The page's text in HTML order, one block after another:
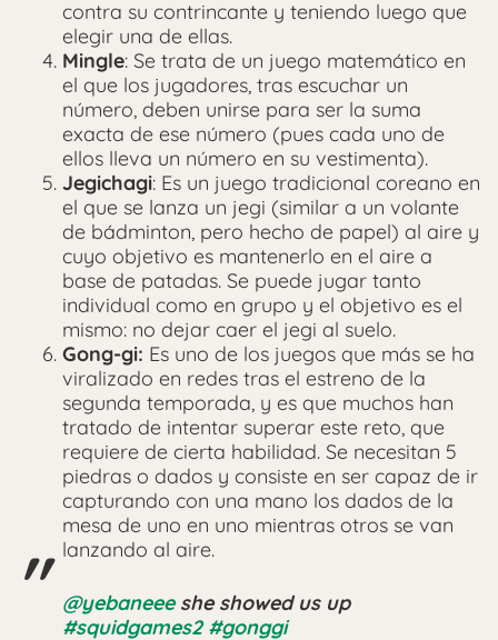
contra su contrincante y teniendo luego que
elegir una de ellas.
Mingle: Se trata de un juego matemático en
el que los jugadores, tras escuchar un
número, deben unirse para ser la suma
exacta de ese número (pues cada uno de
ellos lleva un número en su vestimenta).
Jegichagi: Es un juego tradicional coreano en
el que se lanza un jegi (similar a un volante
de bádminton, pero hecho de papel) al aire y
cuyo objetivo es mantenerlo en el aire a
base de patadas. Se puede jugar tanto
individual como en grupo y el objetivo es el
mismo: no dejar caer el jegi al suelo.
Gong-gi: Es uno de los juegos que más se ha
viralizado en redes tras el estreno de la
segunda temporada, y es que muchos han
tratado de intentar superar este reto, que
requiere de cierta habilidad. Se necesitan 5
piedras o dados y consiste en ser capaz de ir
capturando con una mano los dados de la
mesa de uno en uno mientras otros se van
lanzando al aire.
@yebaneeeshe showed us up
#squidgames2 #gonggi